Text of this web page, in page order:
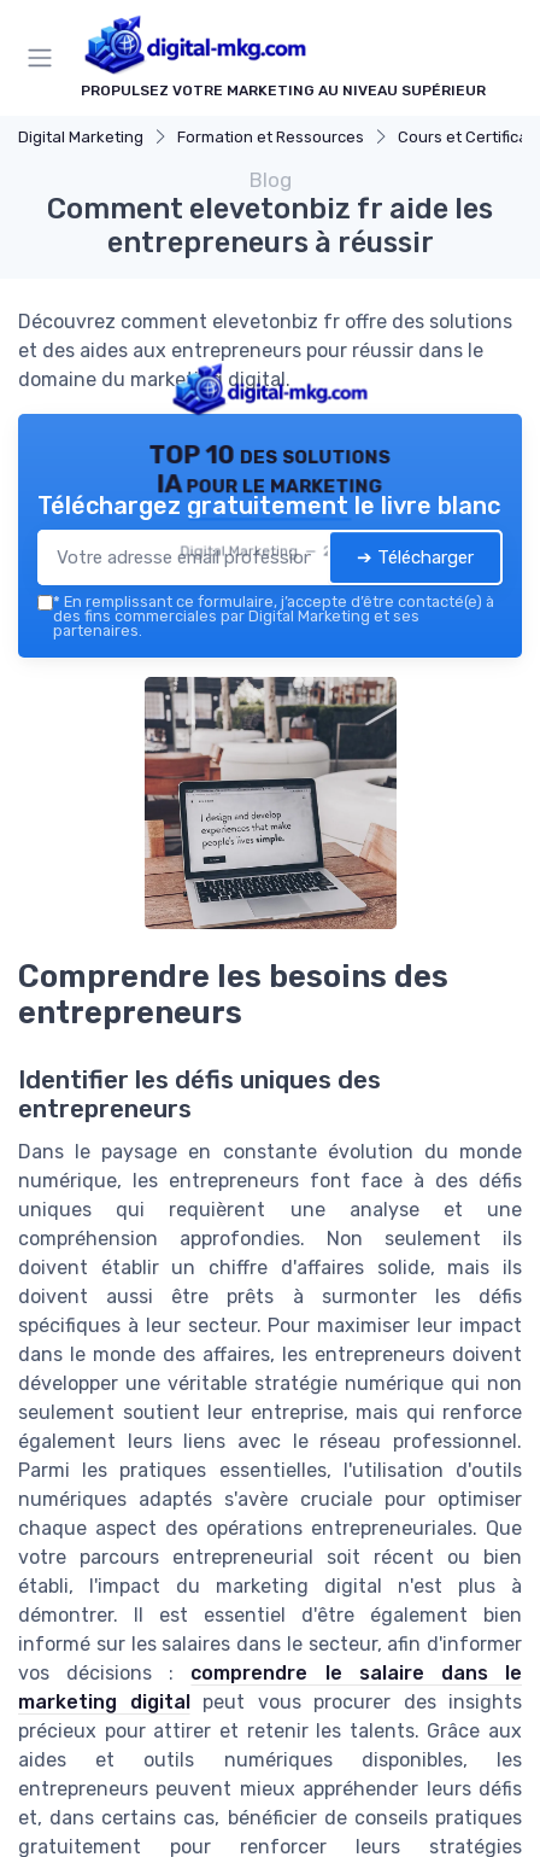
PROPULSEZ VOTRE MARKETING AU NIVEAU SUPÉRIEUR
Digital Marketing Formation et Ressources Cours et Certifications en
Blog
Comment elevetonbiz fr aide les
entrepreneurs à réussir
Découvrez comment elevetonbiz fr offre des solutions
et des aides aux entrepreneurs pour réussir dans le
domaine du marketing digital.
TOP 10 des solutions
IA pour le marketing
Digital Marketing — 2026
Téléchargez gratuitement le livre blanc
➔ Télécharger
* En remplissant ce formulaire, j’accepte d’être contacté(e) à
des fins commerciales par Digital Marketing et ses
partenaires.
Comprendre les besoins des
entrepreneurs
Identifier les défis uniques des
entrepreneurs
Dans le paysage en constante évolution du monde
numérique, les entrepreneurs font face à des défis
uniques qui requièrent une analyse et une
compréhension approfondies. Non seulement ils
doivent établir un chiffre d'affaires solide, mais ils
doivent aussi être prêts à surmonter les défis
spécifiques à leur secteur. Pour maximiser leur impact
dans le monde des affaires, les entrepreneurs doivent
développer une véritable stratégie numérique qui non
seulement soutient leur entreprise, mais qui renforce
également leurs liens avec le réseau professionnel.
Parmi les pratiques essentielles, l'utilisation d'outils
numériques adaptés s'avère cruciale pour optimiser
chaque aspect des opérations entrepreneuriales. Que
votre parcours entrepreneurial soit récent ou bien
établi, l'impact du marketing digital n'est plus à
démontrer. Il est essentiel d'être également bien
informé sur les salaires dans le secteur, afin d'informer
vos décisions : comprendre le salaire dans le
marketing digitalpeut vous procurer des insights
précieux pour attirer et retenir les talents. Grâce aux
aides et outils numériques disponibles, les
entrepreneurs peuvent mieux appréhender leurs défis
et, dans certains cas, bénéficier de conseils pratiques
gratuitement pour renforcer leurs stratégies
Panneau de gestion des cookies